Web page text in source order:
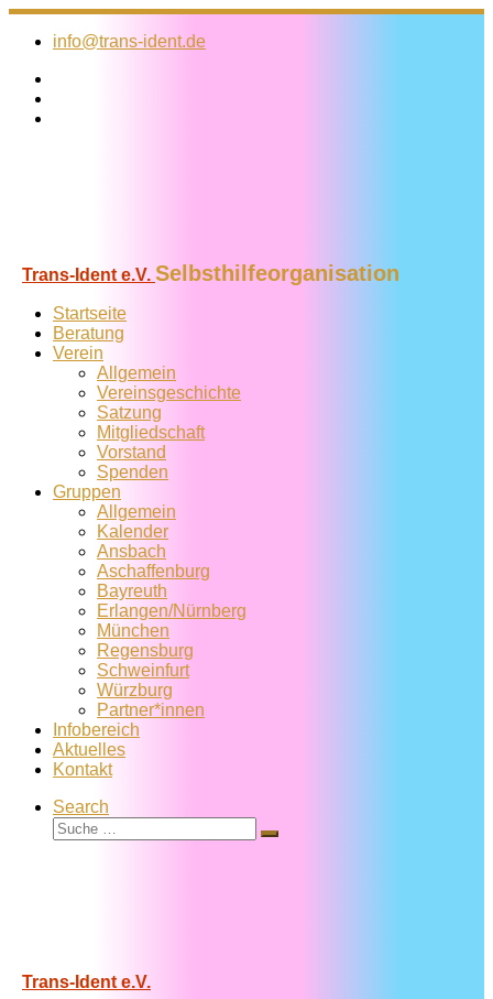
Zum
Inhalt
info@trans-ident.de
Trans-Ident e.V. Selbsthilfeorganisation
Startseite
Beratung
Verein
Allgemein
Vereins­geschichte
Satzung
Mitglied­schaft
Vorstand
Spenden
Gruppen
Allgemein
Kalender
Ansbach
Aschaffenburg
Bayreuth
Erlangen/Nürnberg
München
Regensburg
Schweinfurt
Würzburg
Partner*innen
Infobereich
Aktuelles
Kontakt
Search
Suche
Suche
Trans-Ident e.V.